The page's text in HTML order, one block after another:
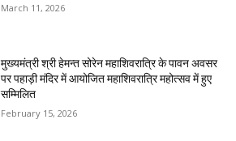
March 11, 2026
मुख्यमंत्री श्री हेमन्त सोरेन महाशिवरात्रि के पावन अवसर
पर पहाड़ी मंदिर में आयोजित महाशिवरात्रि महोत्सव में हुए
सम्मिलित
February 15, 2026